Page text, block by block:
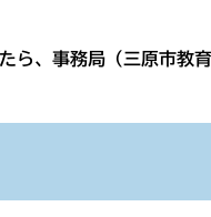
たら、事務局（三原